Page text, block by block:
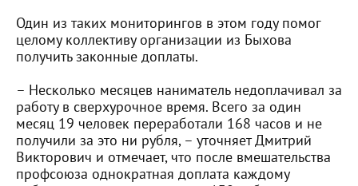
Один из таких мониторингов в этом году помог
целому коллективу организации из Быхова
получить законные доплаты.
– Несколько месяцев наниматель недоплачивал за
работу в сверхурочное время. Всего за один
месяц 19 человек переработали 168 часов и не
получили за это ни рубля, – уточняет Дмитрий
Викторович и отмечает, что после вмешательства
профсоюза однократная доплата каждому